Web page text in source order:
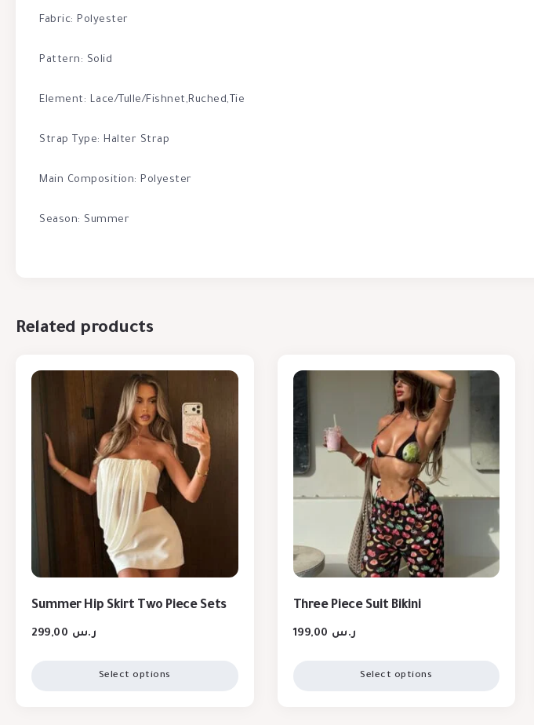
Fabric: Polyester
Pattern: Solid
Element: Lace/Tulle/Fishnet,Ruched,Tie
Strap Type: Halter Strap
Main Composition: Polyester
Season: Summer
Related products
Summer Hip Skirt Two Piece Sets
ر.س
Select options
Three Piece Suit Bikini
ر.س
Select options